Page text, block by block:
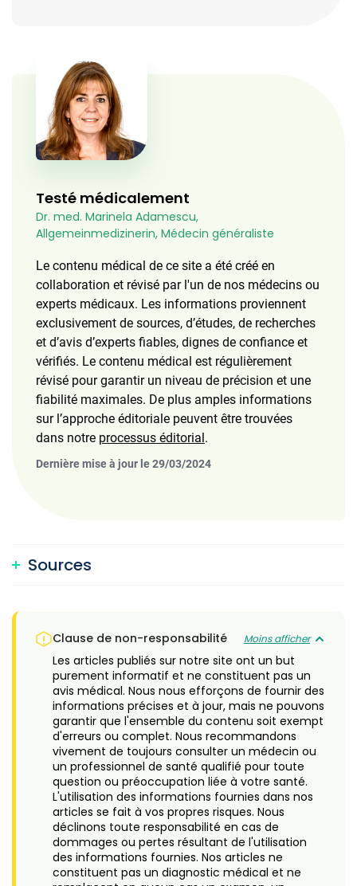
Testé médicalement
Dr. med. Marinela Adamescu,
Allgemeinmedizinerin, Médecin généraliste
Le contenu médical de ce site a été créé en
collaboration et révisé par l'un de nos médecins ou
experts médicaux. Les informations proviennent
exclusivement de sources, d’études, de recherches
et d’avis d’experts fiables, dignes de confiance et
vérifiés. Le contenu médical est régulièrement
révisé pour garantir un niveau de précision et une
fiabilité maximales. De plus amples informations
sur l’approche éditoriale peuvent être trouvées
dans notre processus éditorial.
Dernière mise à jour le 29/03/2024
Sources
Clause de non-responsabilité Moins afficher
Les articles publiés sur notre site ont un but
purement informatif et ne constituent pas un
avis médical. Nous nous efforçons de fournir des
informations précises et à jour, mais ne pouvons
garantir que l'ensemble du contenu soit exempt
d'erreurs ou complet. Nous recommandons
vivement de toujours consulter un médecin ou
un professionnel de santé qualifié pour toute
question ou préoccupation liée à votre santé.
L'utilisation des informations fournies dans nos
articles se fait à vos propres risques. Nous
déclinons toute responsabilité en cas de
dommages ou pertes résultant de l'utilisation
des informations fournies. Nos articles ne
constituent pas un diagnostic médical et ne